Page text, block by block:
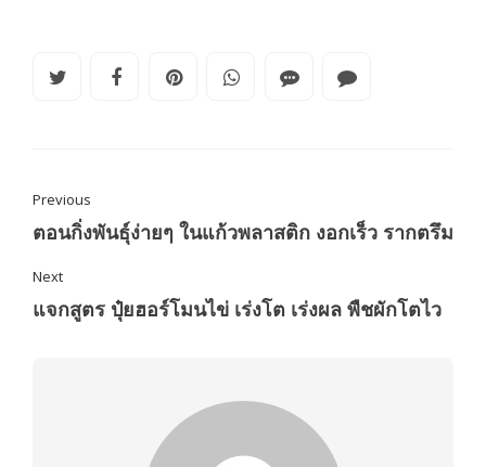
Previous
ตอนกิ่งพันธุ์ง่ายๆ ในแก้วพลาสติก งอกเร็ว รากตรึม
Next
แจกสูตร ปุ๋ยฮอร์โมนไข่ เร่งโต เร่งผล พืชผักโตไว